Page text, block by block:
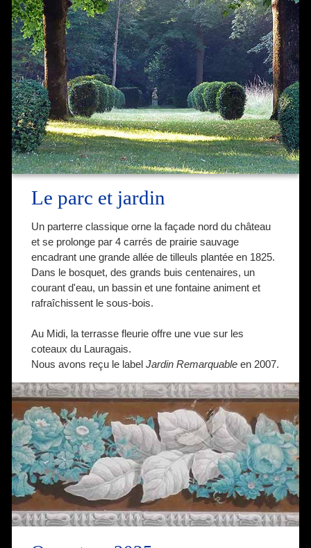
Le parc et jardin
Un parterre classique orne la façade nord du château
et se prolonge par 4 carrés de prairie sauvage
encadrant une grande allée de tilleuls plantée en 1825.
Dans le bosquet, des grands buis centenaires, un
courant d'eau, un bassin et une fontaine animent et
rafraîchissent le sous-bois.
Au Midi, la terrasse fleurie offre une vue sur les
coteaux du Lauragais.
Nous avons reçu le label Jardin Remarquable en 2007.